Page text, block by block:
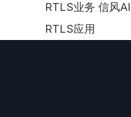
RTLS业务 信风
RTLS应用